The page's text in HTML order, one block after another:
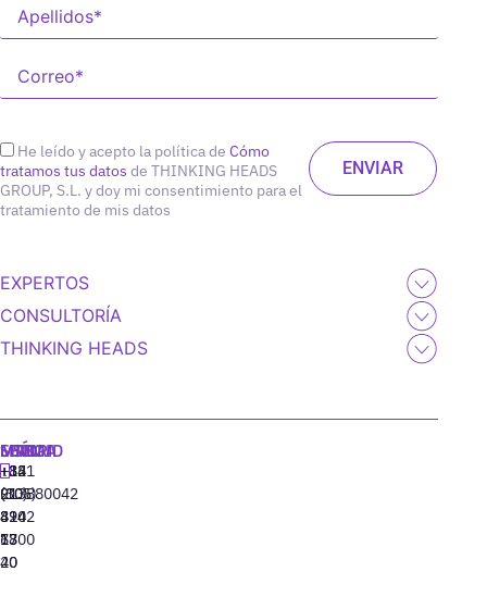
He leído y acepto la política de Cómo
tratamos tus datos de THINKING HEADS
GROUP, S.L. y doy mi consentimiento para el
tratamiento de mis datos
EXPERTOS
CONSULTORÍA
THINKING HEADS
MADRID
+34
91
310
77
40
MIAMI
+1
(305)
424
13
20
SEÚL
+82
(10)
8942
6800
LISBOA
‪+351
213880042